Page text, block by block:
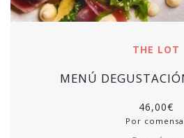
THE LOT
MENÚ
46,00€
Por